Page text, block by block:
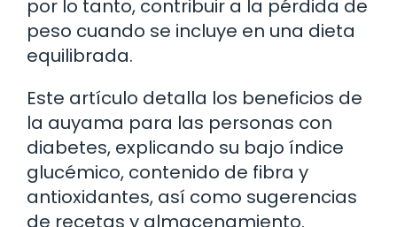
por lo tanto, contribuir a la pérdida de
peso cuando se incluye en una dieta
equilibrada.
Este artículo detalla los beneficios de
la auyama para las personas con
diabetes, explicando su bajo índice
glucémico, contenido de fibra y
antioxidantes, así como sugerencias
de recetas y almacenamiento.